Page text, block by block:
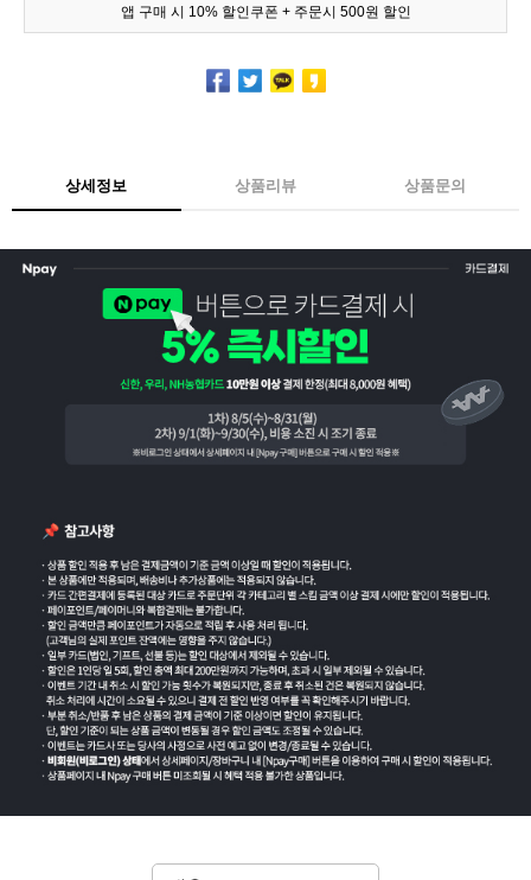
앱 구매 시 10% 할인쿠폰 + 주문시 500원 할인
상세정보 상품리뷰 상품문의